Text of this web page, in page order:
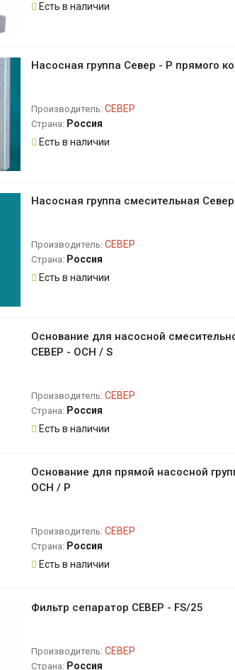
Есть в наличии
Насосная группа Север - P прямого
Производитель: СЕВЕР
Страна: Россия
Есть в наличии
Насосная группа смесительная
Производитель: СЕВЕР
Страна: Россия
Есть в наличии
Основание для насосной
СЕВЕР - ОСН / S
Производитель: СЕВЕР
Страна: Россия
Есть в наличии
Основание для прямой насосной
ОСН / P
Производитель: СЕВЕР
Страна: Россия
Есть в наличии
Фильтр сепаратор СЕВЕР - FS/25
Производитель: СЕВЕР
Страна: Россия